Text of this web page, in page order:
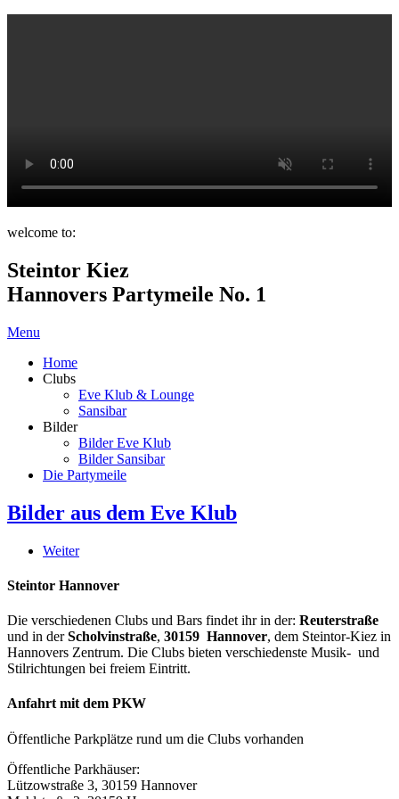
welcome to:
Steintor Kiez
Hannovers Partymeile No. 1
Menu
Home
Clubs
Eve Klub & Lounge
Sansibar
Bilder
Bilder Eve Klub
Bilder Sansibar
Die Partymeile
Bilder aus dem Eve Klub
Weiter
Steintor Hannover
Die verschiedenen Clubs und Bars findet ihr in der: Reuterstraße
und in derScholvinstraße, 30159 Hannover, dem Steintor-Kiez in
Hannovers Zentrum. Die Clubs bieten verschiedenste Musik- und
Stilrichtungen bei freiem Eintritt.
Anfahrt mit dem PKW
Öffentliche Parkplätze rund um die Clubs vorhanden
Öffentliche Parkhäuser:
Lützowstraße 3, 30159 Hannover